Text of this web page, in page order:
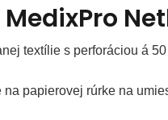
MedixPro
textílie s perforáciou á
na papierovej rúrke na